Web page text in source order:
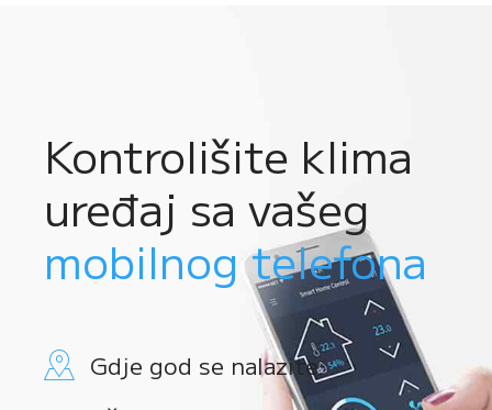
Kontrolišite klima
uređaj sa vašeg
mobilnog telefona
Gdje god se nalazite